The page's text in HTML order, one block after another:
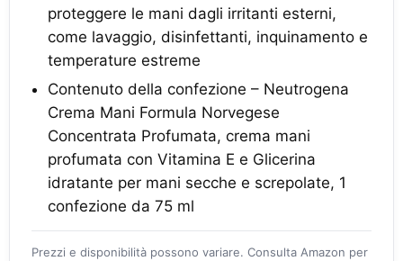
proteggere le mani dagli irritanti esterni,
come lavaggio, disinfettanti, inquinamento e
temperature estreme
Contenuto della confezione – Neutrogena
Crema Mani Formula Norvegese
Concentrata Profumata, crema mani
profumata con Vitamina E e Glicerina
idratante per mani secche e screpolate, 1
confezione da 75 ml
Prezzi e disponibilità possono variare. Consulta Amazon per